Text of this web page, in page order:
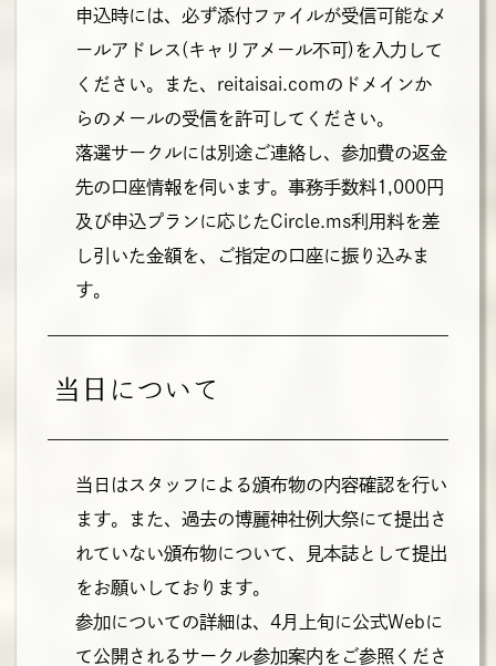
申込時には、必ず添付ファイルが受信可能なメ
ールアドレス(キャリアメール不可)を入力して
ください。また、reitaisai.comのドメインか
らのメールの受信を許可してください。
落選サークルには別途ご連絡し、参加費の返金
先の口座情報を伺います。事務手数料1,000円
及び申込プランに応じたCircle.ms利用料を差
し引いた金額を、ご指定の口座に振り込みま
す。
当日について
当日はスタッフによる頒布物の内容確認を行い
ます。また、過去の博麗神社例大祭にて提出さ
れていない頒布物について、見本誌として提出
をお願いしております。
参加についての詳細は、4月上旬に公式Webに
て公開されるサークル参加案内をご参照くださ